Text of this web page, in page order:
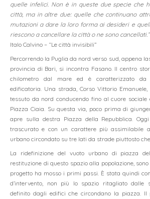
home
chi siamo
progetti
contatto
quelle infelici. Non è in queste due specie che
città, ma in altre due: quelle che continuano
mutazioni a dare la loro forma ai desideri e
riescono a cancellare la città o ne sono cancellati.”
Italo Calvino – “Le città invisibili”
Percorrendo la Puglia da nord verso sud, appena
provincia di Bari, si incontra Fasano. Il centro
chilometro dal mare ed è caratterizzato da
edificatoria. Una strada, Corso Vittorio
tessuto da nord conducendo fino al cuore
Piazza Ciaia. Su questa via, poco prima di
apre sulla destra Piazza della Repubblica.
trascurato e con un carattere più assimilabile
urbano circondato su tre lati da strade piuttosto
La ridefinizione del vuoto urbano di piazza
restituzione di questo spazio alla popolazione,
progetto ha mosso i primi passi. È stata quindi
d’intervento, non più lo spazio ritagliato dalle
definito dagli edifici che circondano la piazza. Il